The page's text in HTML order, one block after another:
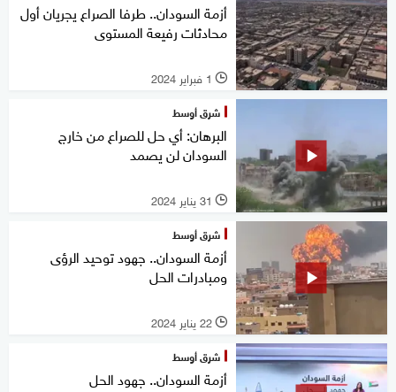
أزمة السودان.. طرفا الصراع يجريان أول
محادثات رفيعة المستوى
l 1 فبراير 2024
شرق أوسط
البرهان: أي حل للصراع من خارج
السودان لن يصمد
l 31 يناير 2024
شرق أوسط
أزمة السودان.. جهود توحيد الرؤى
ومبادرات الحل
l 22 يناير 2024
شرق أوسط
أزمة السودان.. جهود الحل